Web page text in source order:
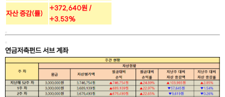
자산 증감(률)
+372,640원 /
+3.53%
연금저축펀드 서브 계좌